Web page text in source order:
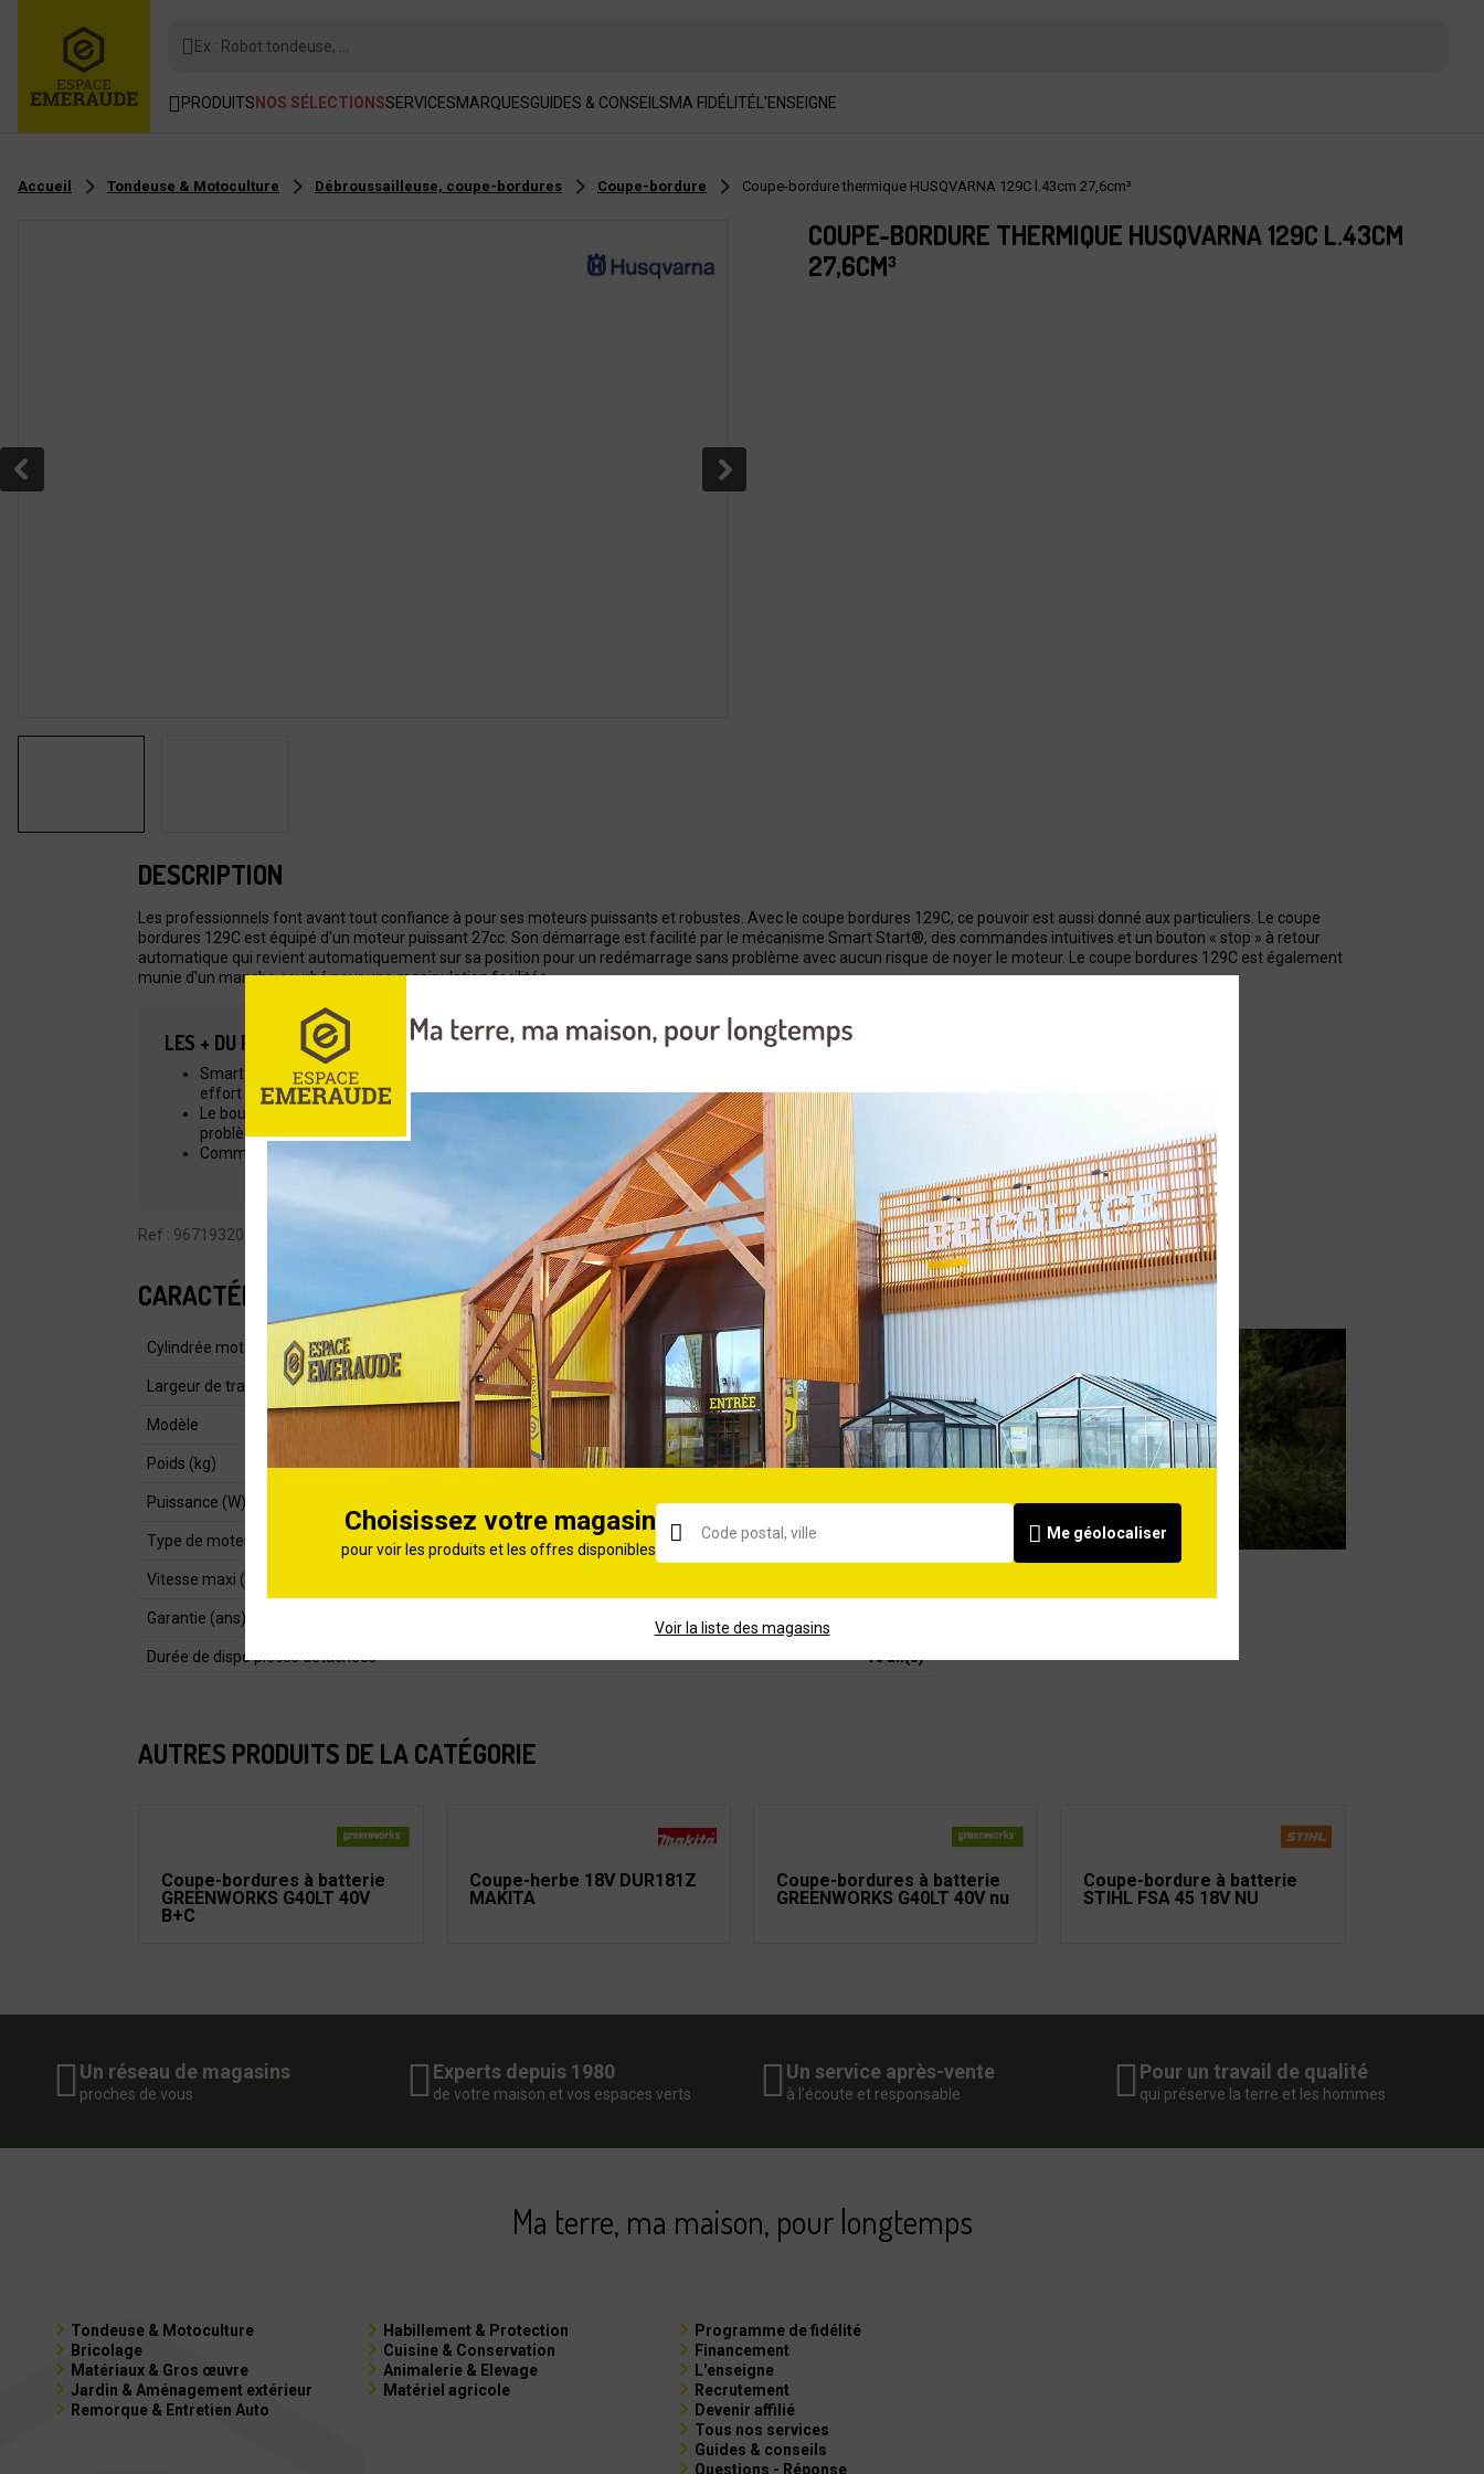
Ex : Robot tondeuse, ...
PRODUITS NOS SÉLECTIONSSERVICESMARQUESGUIDES & CONSEILSMA FIDÉLITÉL'ENSEIGNE
Accueil Tondeuse & Motoculture Débroussailleuse, coupe-bordures Coupe-bordure Coupe-bordure thermique HUSQVARNA 129C l.43cm 27,6cm³
COUPE-BORDURE THERMIQUE HUSQVARNA 129C L.43CM
27,6CM³
DESCRIPTION
Les professionnels font avant tout confiance à pour ses moteurs puissants et robustes. Avec le coupe bordures 129C, ce pouvoir est aussi donné aux particuliers. Le coupe
bordures 129C est équipé d'un moteur puissant 27cc. Son démarrage est facilité par le mécanisme Smart Start®, des commandes intuitives et un bouton « stop » à retour
automatique qui revient automatiquement sur sa position pour un redémarrage sans problème avec aucun risque de noyer le moteur. Le coupe bordures 129C est également
munie d'un manche courbé pour une manipulation facilitée.
LES + DU PRODUIT
Smart Start : Le moteur et le lanceur ont été conçus pour que la machine démarre rapidement avec un
effort minimum.
Le bouton "Stop" revient automatiquement sur sa position "ON" pour permettre un redémarrage sans
problème et sans risque de noyer le moteur.
Commandes intuitives et démarrage facile
Ref : 967193202
CARACTÉRISTIQUES
Cylindrée moteur (cm³)
Largeur de travail (cm)
Modèle 129C
Poids (kg) 4.5
Puissance (W) 850
Type de moteur
Vitesse maxi (tr/min)
Garantie (ans)
Durée de dispo pièces détachées 10 an(s)
Guide d'achat
Voir
AUTRES PRODUITS DE LA CATÉGORIE
Coupe-bordures à batterie
GREENWORKS G40LT 40V
B+C
Coupe-herbe 18V DUR181Z
MAKITA
Coupe-bordures à batterie
GREENWORKS G40LT 40V nu
Coupe-bordure à batterie
STIHL FSA 45 18V NU
Un réseau de magasins
proches de vous
Experts depuis 1980
de votre maison et vos espaces verts
Un service après-vente
à l’écoute et responsable
Pour un travail de qualité
qui préserve la terre et les hommes
Ma terre, ma maison, pour longtemps
Tondeuse & Motoculture
Bricolage
Matériaux & Gros œuvre
Jardin & Aménagement extérieur
Remorque & Entretien Auto
Habillement & Protection
Cuisine & Conservation
Animalerie & Elevage
Matériel agricole
Programme de fidélité
Financement
L'enseigne
Recrutement
Devenir affilié
Tous nos services
Guides & conseils
Questions - Réponse
Choisissez votre magasin
pour voir les produits et les offres disponibles
Me géolocaliser
Voir la liste des magasins